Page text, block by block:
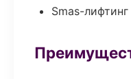
Smas-